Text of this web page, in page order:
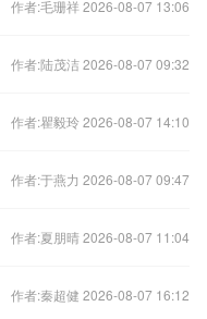
作者:毛珊祥 2026-08-07 13:06
作者:陆茂洁 2026-08-07 09:32
作者:瞿毅玲 2026-08-07 14:10
作者:于燕力 2026-08-07 09:47
作者:夏朋晴 2026-08-07 11:04
作者:秦超健 2026-08-07 16:12